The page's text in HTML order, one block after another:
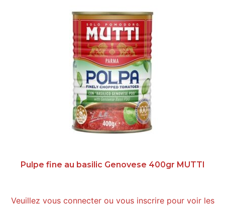
Pulpe fine au basilic Genovese 400gr MUTTI
Veuillez vous connecter ou vous inscrire pour voir les